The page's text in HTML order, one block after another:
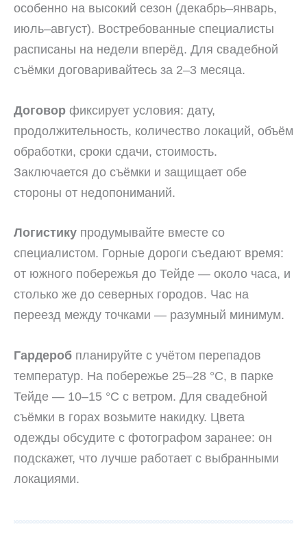
особенно на высокий сезон (декабрь–январь,
июль–август). Востребованные специалисты
расписаны на недели вперёд. Для свадебной
съёмки договаривайтесь за 2–3 месяца.
Договор фиксирует условия: дату,
продолжительность, количество локаций, объём
обработки, сроки сдачи, стоимость.
Заключается до съёмки и защищает обе
стороны от недопониманий.
Логистику продумывайте вместе со
специалистом. Горные дороги съедают время:
от южного побережья до Тейде — около часа, и
столько же до северных городов. Час на
переезд между точками — разумный минимум.
Гардероб планируйте с учётом перепадов
температур. На побережье 25–28 °C, в парке
Тейде — 10–15 °C с ветром. Для свадебной
съёмки в горах возьмите накидку. Цвета
одежды обсудите с фотографом заранее: он
подскажет, что лучше работает с выбранными
локациями.